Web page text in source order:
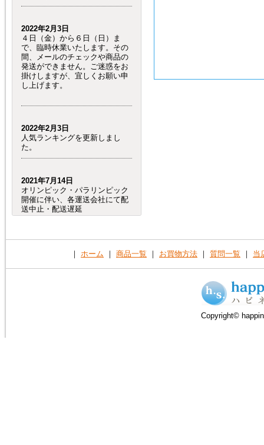
2022年2月3日
４日（金）から６日（日）ま
で、臨時休業いたします。その
間、メールのチェックや商品の
発送ができません。ご迷惑をお
掛けしますが、宜しくお願い申
し上げます。
2022年2月3日
人気ランキングを更新しまし
た。
2021年7月14日
オリンピック・パラリンピック
開催に伴い、各運送会社にて配
送中止・配送遅延
が発生する事が予想されます。
周辺など。）
パラリンピック開催期間中及
｜ ホーム ｜ 商品一覧 ｜ お買物方法 ｜ 質問一覧 ｜ 当
Copyright©